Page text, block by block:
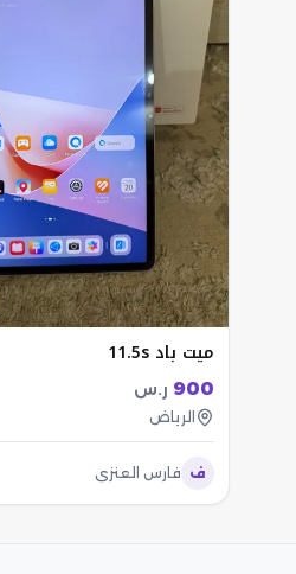
ميت باد 11.5s
900 ر.س
الرياض
ف فارس العنزي